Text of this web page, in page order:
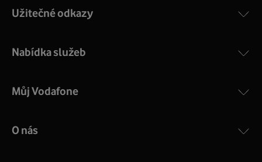
Užitečné odkazy
Nabídka služeb
Můj Vodafone
O nás